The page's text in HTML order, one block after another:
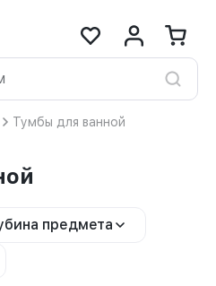
Тумбы для ванной
предмета